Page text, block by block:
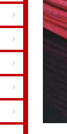
ꁇ
ꁇ
ꁇ
ꁇ
ꁇ